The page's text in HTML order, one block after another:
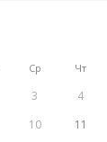
Ср Чт
3 4
10 11